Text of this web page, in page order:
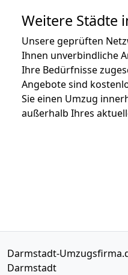
Weitere Städte
Unsere geprüften
Ihnen unverbindliche
Ihre Bedürfnisse
Angebote sind
Sie einen Umzug
außerhalb Ihres
Darmstadt-
Darmstadt